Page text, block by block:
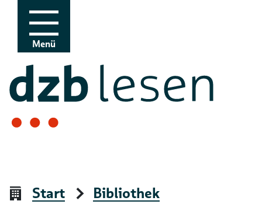
Zur Navigation
Zum Inhalt
Menü
Start
Bibliothek